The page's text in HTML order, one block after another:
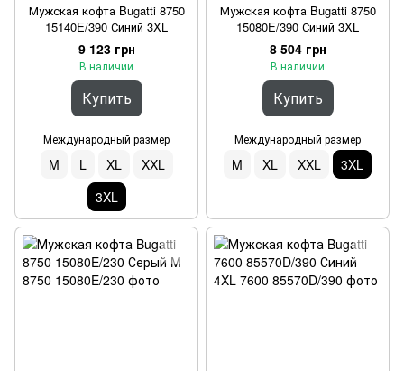
Мужская кофта Bugatti 8750
15140E/390 Синий 3XL
9 123 грн
В наличии
Купить
Международный размер
M L XL
XXL
3XL
Мужская кофта Bugatti 8750
15080E/390 Синий 3XL
8 504 грн
В наличии
Купить
Международный размер
M XL XXL 3XL